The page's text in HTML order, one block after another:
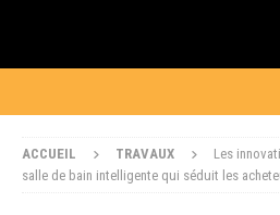
ACCUEIL TRAVAUX
Les
salle de bain intelligente qui séduit les